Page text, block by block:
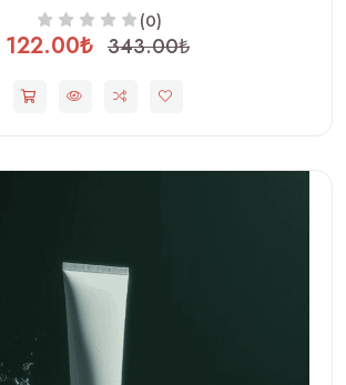
(0)
122.00₺ 343.00₺